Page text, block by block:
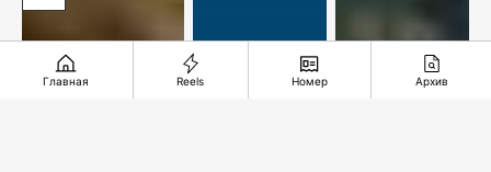
Главная Reels Номер Архив